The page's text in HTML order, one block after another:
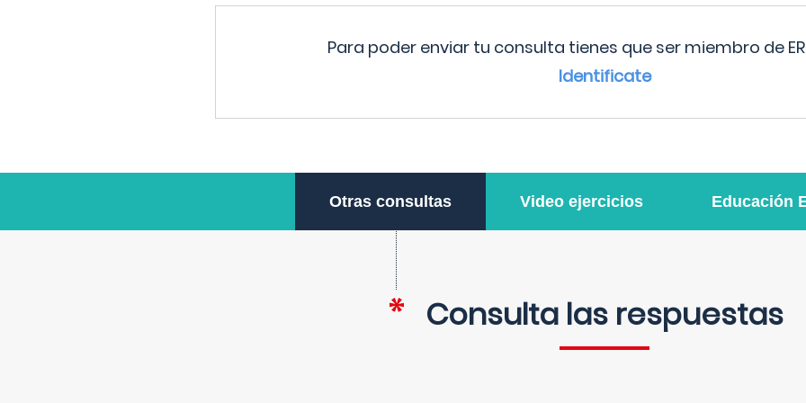
Para poder enviar tu consulta tienes que ser miembro de
Identificate
Otras consultas Video ejercicios Educación
Consulta las respuestas